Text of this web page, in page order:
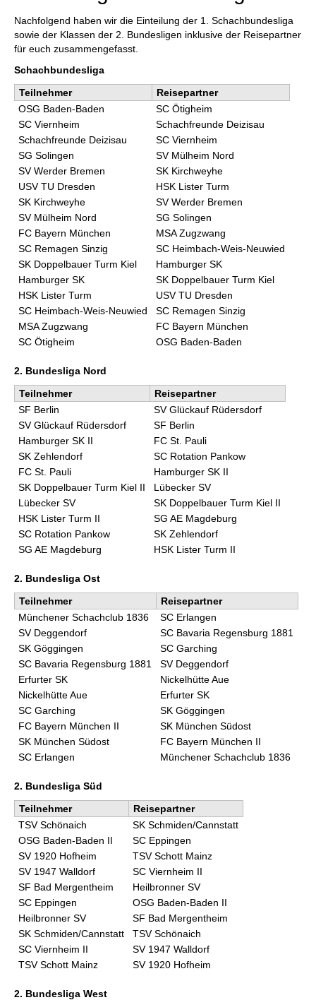
Nachfolgend haben wir die Einteilung der 1. Schachbundesliga
sowie der Klassen der 2. Bundesligen inklusive der Reisepartner
für euch zusammengefasst.
Schachbundesliga
Teilnehmer
Reisepartner
OSG Baden-Baden
SC Ötigheim
SC Viernheim
Schachfreunde Deizisau
Schachfreunde Deizisau
SC Viernheim
SG Solingen
SV Mülheim Nord
SV Werder Bremen
SK Kirchweyhe
USV TU Dresden
HSK Lister Turm
SK Kirchweyhe
SV Werder Bremen
SV Mülheim Nord
SG Solingen
FC Bayern München
MSA Zugzwang
SC Remagen Sinzig
SC Heimbach-Weis-Neuwied
SK Doppelbauer Turm Kiel
Hamburger SK
Hamburger SK
SK Doppelbauer Turm Kiel
HSK Lister Turm
USV TU Dresden
SC Heimbach-Weis-Neuwied
SC Remagen Sinzig
MSA Zugzwang
FC Bayern München
SC Ötigheim
OSG Baden-Baden
2. Bundesliga Nord
Teilnehmer
Reisepartner
SF Berlin
SV Glückauf Rüdersdorf
SV Glückauf Rüdersdorf
SF Berlin
Hamburger SK II
FC St. Pauli
SK Zehlendorf
SC Rotation Pankow
FC St. Pauli
Hamburger SK II
SK Doppelbauer Turm Kiel II
Lübecker SV
Lübecker SV
SK Doppelbauer Turm Kiel II
HSK Lister Turm II
SG AE Magdeburg
SC Rotation Pankow
SK Zehlendorf
SG AE Magdeburg
HSK Lister Turm II
2. Bundesliga Ost
Teilnehmer
Reisepartner
Münchener Schachclub 1836
SC Erlangen
SV Deggendorf
SC Bavaria Regensburg 1881
SK Göggingen
SC Garching
SC Bavaria Regensburg 1881
SV Deggendorf
Erfurter SK
Nickelhütte Aue
Nickelhütte Aue
Erfurter SK
SC Garching
SK Göggingen
FC Bayern München II
SK München Südost
SK München Südost
FC Bayern München II
SC Erlangen
Münchener Schachclub 1836
2. Bundesliga Süd
Teilnehmer
Reisepartner
TSV Schönaich
SK Schmiden/Cannstatt
OSG Baden-Baden II
SC Eppingen
SV 1920 Hofheim
TSV Schott Mainz
SV 1947 Walldorf
SC Viernheim II
SF Bad Mergentheim
Heilbronner SV
SC Eppingen
OSG Baden-Baden II
Heilbronner SV
SF Bad Mergentheim
SK Schmiden/Cannstatt
TSV Schönaich
SC Viernheim II
SV 1947 Walldorf
TSV Schott Mainz
SV 1920 Hofheim
2. Bundesliga West